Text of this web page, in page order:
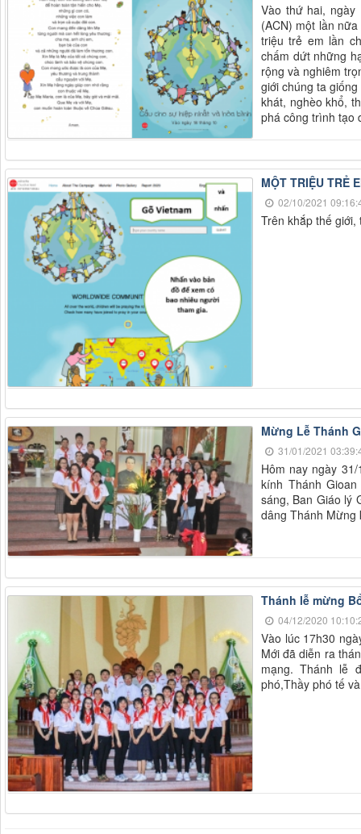
Vào thứ hai, ngày
(ACN) một lần
triệu trẻ em lần
chấm dứt những
rộng và nghiêm
giới chúng ta
khát, nghèo khổ,
phá công trình tạo
MỘT TRIỆU TRẺ
02/10/2021
Trên khắp thế
Mừng Lễ Thánh
31/01/2021
Hôm nay ngày
kính Thánh
sáng, Ban Giáo lý
dâng Thánh Mừng
Thánh lễ mừng
04/12/2020
Vào lúc 17h30
Mới đã diễn ra
mạng. Thánh lễ
phó,Thầy phó tế